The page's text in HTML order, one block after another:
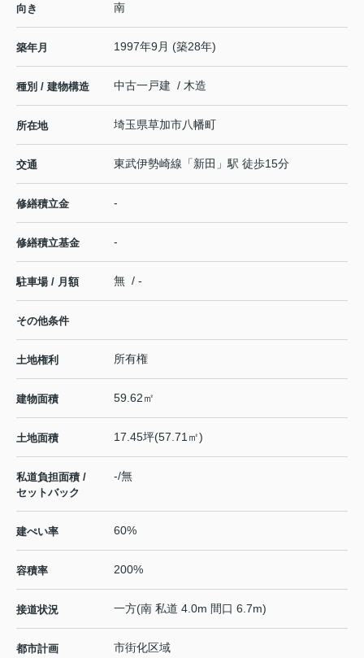
向き 南
築年月 1997年9月 (築28年)
種別 / 建物構造 中古一戸建 / 木造
所在地 埼玉県草加市八幡町
交通 東武伊勢崎線 「新田 」駅 徒歩15分
修繕積立金 -
修繕積立基金 -
駐車場 / 月額 無 / -
その他条件
土地権利 所有権
建物面積 59.62㎡
土地面積 17.45坪(57.71㎡)
私道負担面積 /
セットバック
-/無
建ぺい率 60%
容積率 200%
接道状況 一方(南 私道 4.0m 間口 6.7m)
都市計画 市街化区域